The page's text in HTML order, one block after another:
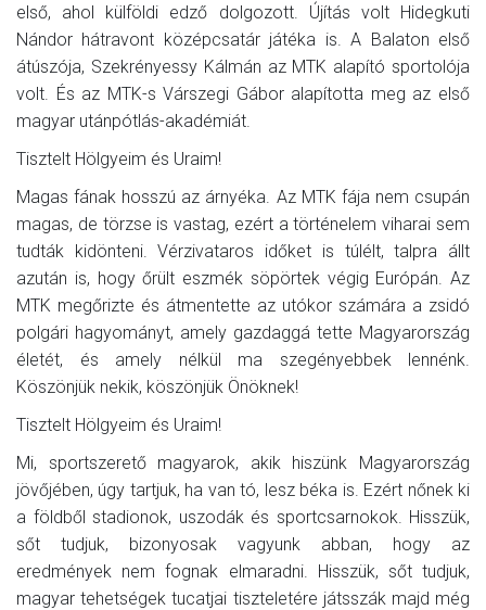
első, ahol külföldi edző dolgozott. Újítás volt Hidegkuti
Nándor hátravont középcsatár játéka is. A Balaton első
átúszója, Szekrényessy Kálmán az MTK alapító sportolója
volt. És az MTK-s Várszegi Gábor alapította meg az első
magyar utánpótlás-akadémiát.
Tisztelt Hölgyeim és Uraim!
Magas fának hosszú az árnyéka. Az MTK fája nem csupán
magas, de törzse is vastag, ezért a történelem viharai sem
tudták kidönteni. Vérzivataros időket is túlélt, talpra állt
azután is, hogy őrült eszmék söpörtek végig Európán. Az
MTK megőrizte és átmentette az utókor számára a zsidó
polgári hagyományt, amely gazdaggá tette Magyarország
életét, és amely nélkül ma szegényebbek lennénk.
Köszönjük nekik, köszönjük Önöknek!
Tisztelt Hölgyeim és Uraim!
Mi, sportszerető magyarok, akik hiszünk Magyarország
jövőjében, úgy tartjuk, ha van tó, lesz béka is. Ezért nőnek ki
a földből stadionok, uszodák és sportcsarnokok. Hisszük,
sőt tudjuk, bizonyosak vagyunk abban, hogy az
eredmények nem fognak elmaradni. Hisszük, sőt tudjuk,
magyar tehetségek tucatjai tiszteletére játsszák majd még